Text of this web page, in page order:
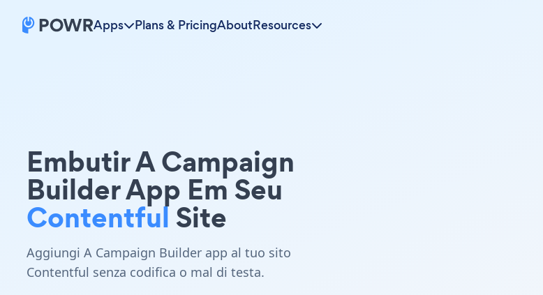
Apps Plans & PricingAboutResources
Embutir A Campaign
Builder App Em Seu
ContentfulSite
Aggiungi A Campaign Builder app al tuo sito
Contentful senza codifica o mal di testa.